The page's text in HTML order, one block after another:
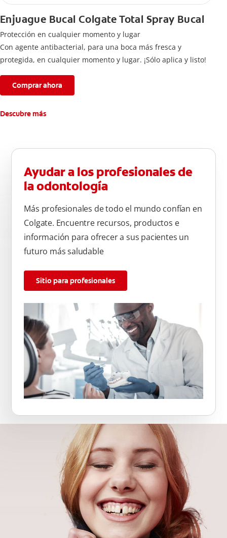
Enjuague Bucal Colgate Total Spray Bucal
Protección en cualquier momento y lugar
Con agente antibacterial, para una boca más fresca y
protegida, en cualquier momento y lugar. ¡Sólo aplica y listo!
Comprar ahora
Descubre más
Ayudar a los profesionales de
la odontología
Más profesionales de todo el mundo confían en
Colgate. Encuentre recursos, productos e
información para ofrecer a sus pacientes un
futuro más saludable
Sitio para profesionales